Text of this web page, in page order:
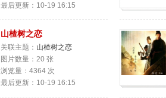
最后更新：10-19 16:15
山楂树之恋
关联主题： 山楂树之恋
图片数量：20 张
浏览量：4364 次
最后更新：10-19 16:15